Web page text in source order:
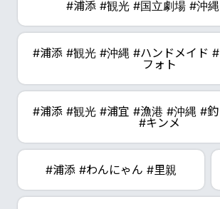
#浦添 #観光 #国立劇場 #沖
#浦添 #観光 #沖縄 #ハンドメイド
フォト
#浦添 #観光 #浦宜 #漁港 #沖縄 #
#キンメ
#浦添 #わんにゃん #里親